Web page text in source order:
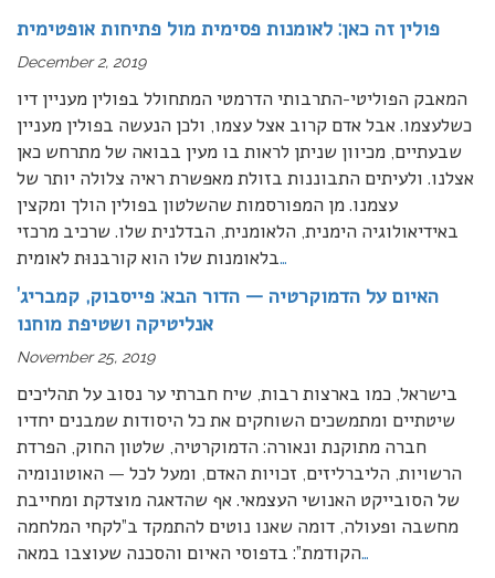
פולין זה כאן: לאומנות פסימית מול פתיחות אופטימית
December 2, 2019
המאבק הפוליטי-התרבותי הדרמטי המתחולל בפולין מעניין דיו
כשלעצמו. אבל אדם קרוב אצל עצמו, ולכן הנעשה בפולין מעניין
שבעתיים, מכיוון שניתן לראות בו מעין בבואה של מתרחש כאן
אצלנו. ולעיתים התבוננות בזולת מאפשרת ראיה צלולה יותר של
עצמנו. מן המפורסמות שהשלטון בפולין הולך ומקצין
באידיאולוגיה הימנית, הלאומנית, הבדלנית שלו. שרכיב מרכזי
בלאומנות שלו הוא קורבנוּת לאומית…
האיום על הדמוקרטיה — הדור הבא: פייסבוק, קמבריג’
אנליטיקה ושטיפת מוחנו
November 25, 2019
בישראל, כמו בארצות רבות, שיח חברתי ער נסוב על תהליכים
שיטתיים ומתמשכים השוחקים את כל היסודות שמבנים יחדיו
חברה מתוקנת ונאורה: הדמוקרטיה, שלטון החוק, הפרדת
הרשויות, הליברליזים, זכויות האדם, ומעל לכל — האוטונומיה
של הסובייקט האנושי העצמאי. אף שהדאגה מוצדקת ומחייבת
מחשבה ופעולה, דומה שאנו נוטים להתמקד ב”לקחי המלחמה
הקודמת”: בדפוסי האיום והסכנה שעוצבו במאה…